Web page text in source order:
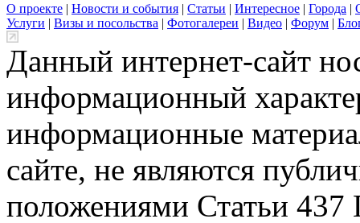
О проекте | Новости и события | Статьи | Интересное | Города |
Услуги | Визы и посольства | Фотогалереи | Видео | Форум |
Данный интернет-сайт
информационный
информационные
сайте, не являются
положениями Статьи 437